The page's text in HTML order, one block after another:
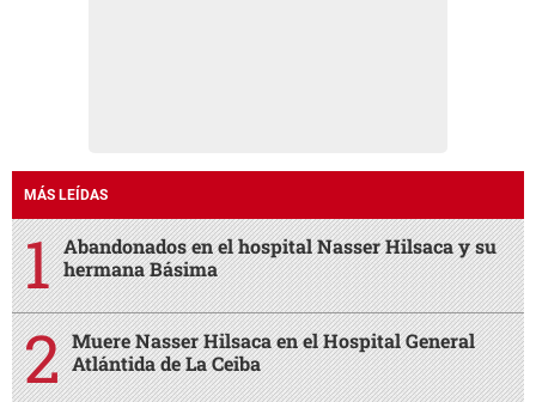
MÁS LEÍDAS
Abandonados en el hospital Nasser Hilsaca y su
hermana Básima
Muere Nasser Hilsaca en el Hospital General
Atlántida de La Ceiba